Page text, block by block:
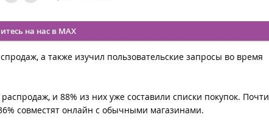
на нас в MAX
а также изучил пользовательские запросы во время
и 88% из них уже составили списки покупок. Почти
совместят онлайн с обычными магазинами.